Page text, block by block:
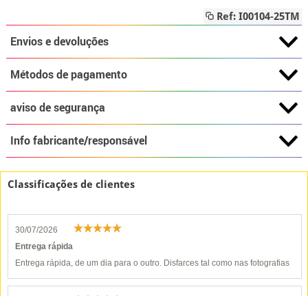
Ref: I00104-25TM
Envios e devoluções
Métodos de pagamento
aviso de segurança
Info fabricante/responsável
Classificações de clientes
30/07/2026
Entrega rápida
Entrega rápida, de um dia para o outro. Disfarces tal como nas fotografias